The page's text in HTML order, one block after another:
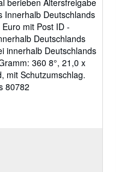
Innerhalb Deutschlands
mit Post ID -
Deutschlands
innerhalb Deutschlands
360 8°, 21,0 x
mit Schutzumschlag.
80782